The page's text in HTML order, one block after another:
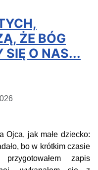
ŻE BÓG
SIĘ O NAS...
jak małe dziecko:
bo w krótkim czasie
zapis